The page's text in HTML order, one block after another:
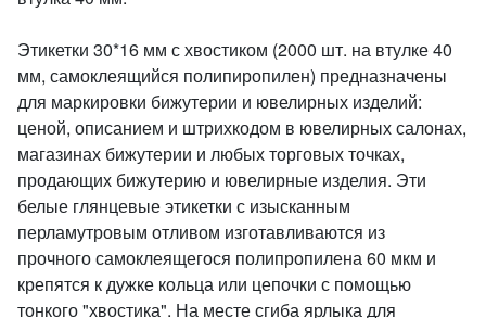
Этикетки 30*16 мм с хвостиком (2000 шт. на втулке 40
мм, самоклеящийся полипиропилен) предназначены
для маркировки бижутерии и ювелирных изделий:
ценой, описанием и штрихкодом в ювелирных салонах,
магазинах бижутерии и любых торговых точках,
продающих бижутерию и ювелирные изделия. Эти
белые глянцевые этикетки с изысканным
перламутровым отливом изготавливаются из
прочного самоклеящегося полипропилена 60 мкм и
крепятся к дужке кольца или цепочки с помощью
тонкого "хвостика". На месте сгиба ярлыка для